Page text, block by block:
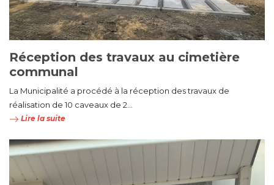
Réception des travaux au cimetière
communal
La Municipalité a procédé à la réception des travaux de
réalisation de 10 caveaux de 2...
Lire la suite